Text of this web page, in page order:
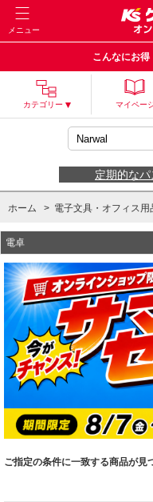
メニュー
こんなにお得
カテゴリー マイペー
定期的な
ホーム > 電子文具・オフィス用
電卓
ご指定の条件に一致する商品が見